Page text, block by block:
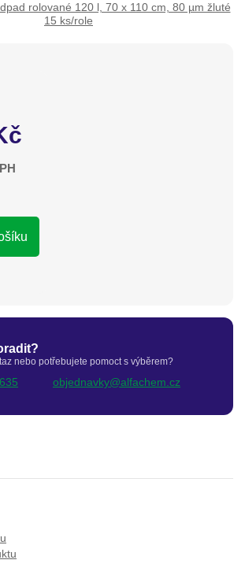
nebo potřebujete pomoct s výběrem?
objednavky@alfachem.cz